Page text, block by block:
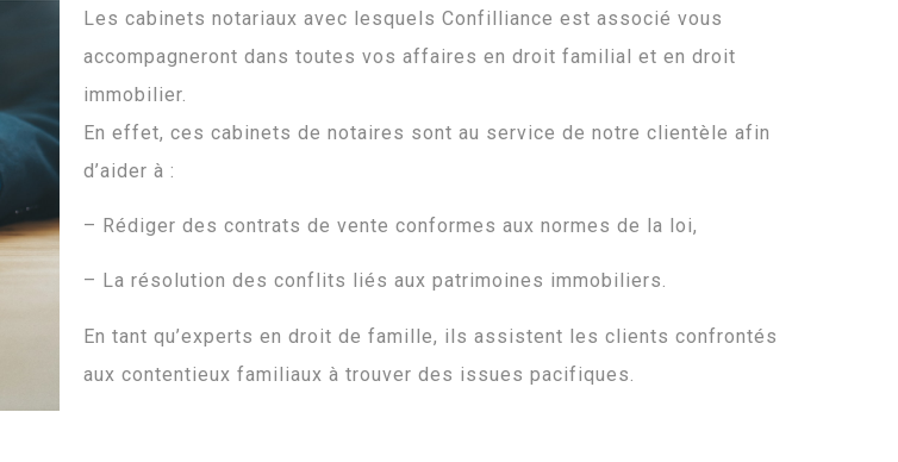
Les cabinets notariaux avec lesquels Confilliance est associé vous
accompagneront dans toutes vos affaires en droit familial et en droit
immobilier.
En effet, ces cabinets de notaires sont au service de notre clientèle afin
d’aider à :
– Rédiger des contrats de vente conformes aux normes de la loi,
– La résolution des conflits liés aux patrimoines immobiliers.
En tant qu’experts en droit de famille, ils assistent les clients confrontés
aux contentieux familiaux à trouver des issues pacifiques.